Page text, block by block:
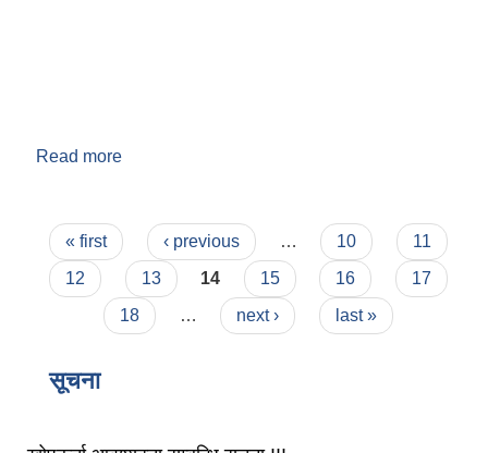
Read more
Pages
« first ‹ previous … 10
11
12
13 14 15 16
17
18
… next › last »
सूचना